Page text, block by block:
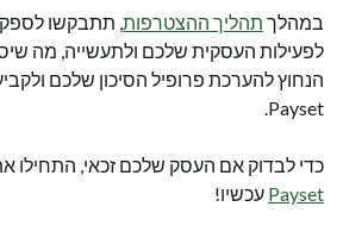
במהלך תהליך ההצטרפות, תתבקשו
לפעילות העסקית שלכם ולתעשייה, מה
הנחוץ להערכת פרופיל הסיכון שלכם
Payset.
כדי לבדוק אם העסק שלכם זכאי, התחילו
Payset עכשיו!